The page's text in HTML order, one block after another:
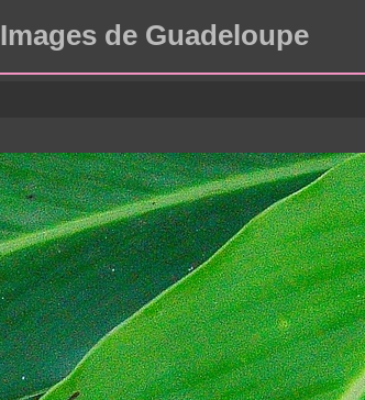
Images de Guadeloupe